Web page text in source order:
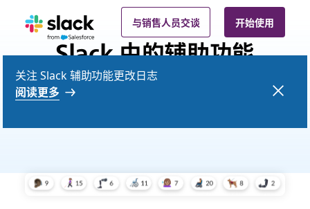
与销售人员交谈 开始使用
关注 Slack 辅助功能更改日志
阅读更多
Slack 中的辅助功能
愉快的 Slack 体验“必不可少”，绝非“可有可无”。这就
是为什么我们要确保所有人员都能以最适合他们的方